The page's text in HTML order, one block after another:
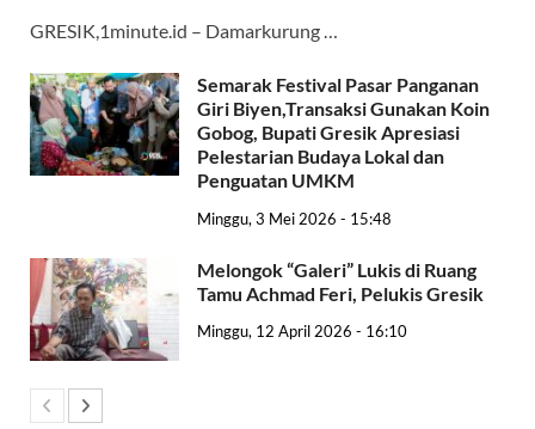
GRESIK,1minute.id – Damarkurung …
Semarak Festival Pasar Panganan
Giri Biyen,Transaksi Gunakan Koin
Gobog, Bupati Gresik Apresiasi
Pelestarian Budaya Lokal dan
Penguatan UMKM
Minggu, 3 Mei 2026 - 15:48
Melongok “Galeri” Lukis di Ruang
Tamu Achmad Feri, Pelukis Gresik
Minggu, 12 April 2026 - 16:10